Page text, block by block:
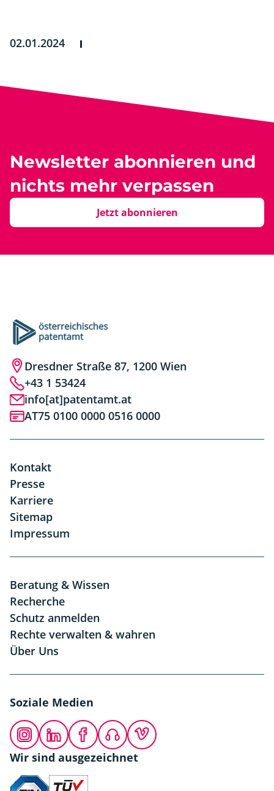
02.01.2024
Newsletter abonnieren und
nichts mehr verpassen
Jetzt abonnieren
Dresdner Straße 87, 1200 Wien
+43 1 53424
info[at]patentamt.at
AT75 0100 0000 0516 0000
Kontakt
Presse
Karriere
Sitemap
Impressum
Beratung & Wissen
Recherche
Schutz anmelden
Rechte verwalten & wahren
Über Uns
Soziale Medien
InstagramLinkedInFacebookPodcastVimeo
Wir sind ausgezeichnet